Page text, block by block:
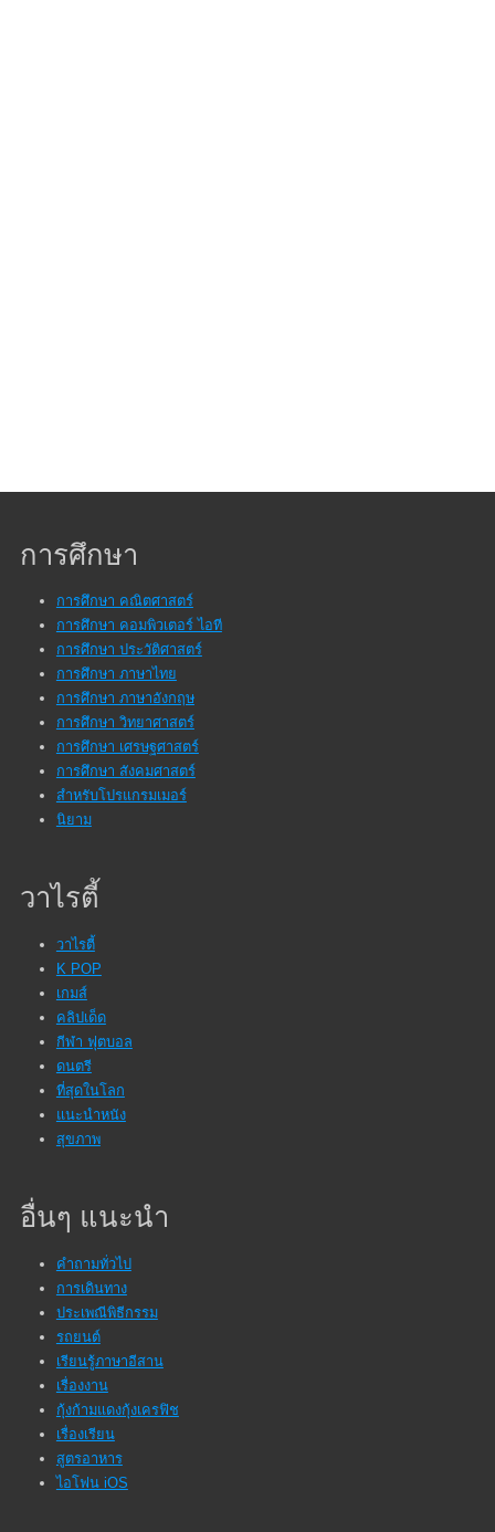
การศึกษา
การศึกษา คณิตศาสตร์
การศึกษา คอมพิวเตอร์ ไอที
การศึกษา ประวัติศาสตร์
การศึกษา ภาษาไทย
การศึกษา ภาษาอังกฤษ
การศึกษา วิทยาศาสตร์
การศึกษา เศรษฐศาสตร์
การศึกษา สังคมศาสตร์
สำหรับโปรแกรมเมอร์
นิยาม
วาไรตี้
วาไรตี้
K POP
เกมส์
คลิปเด็ด
กีฬา ฟุตบอล
ดนตรี
ที่สุดในโลก
แนะนำหนัง
สุขภาพ
อื่นๆ แนะนำ
คำถามทั่วไป
การเดินทาง
ประเพณีพิธีกรรม
รถยนต์
เรียนรู้ภาษาอีสาน
เรื่องงาน
กุ้งก้ามแดงกุ้งเครฟิช
เรื่องเรียน
สูตรอาหาร
ไอโฟน iOS